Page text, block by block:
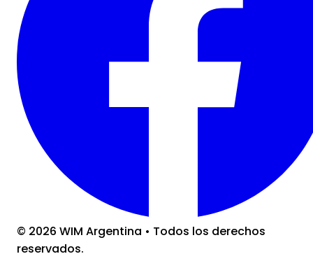
© 2026 WIM Argentina • Todos los derechos
reservados.